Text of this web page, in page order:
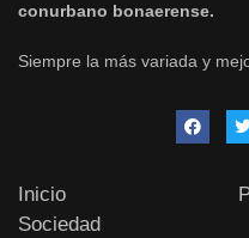
conurbano bonaerense.
Siempre la más variada y
Inicio
Sociedad